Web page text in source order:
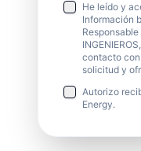
He leído y
Información
contacto con
solicitud y
Autorizo
Energy.